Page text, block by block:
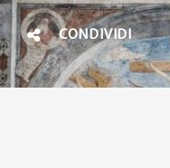
CONDIVIDI